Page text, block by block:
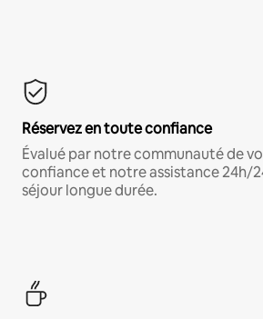
Réservez en toute confiance
Évalué par notre communauté de
confiance et notre assistance 24h/
séjour longue durée.